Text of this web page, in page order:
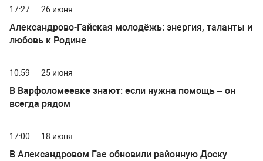
17:27 26 июня
Александрово-Гайская молодёжь: энергия, таланты и
любовь к Родине
10:59 25 июня
В Варфоломеевке знают: если нужна помощь – он
всегда рядом
17:00 18 июня
В Александровом Гае обновили районную Доску